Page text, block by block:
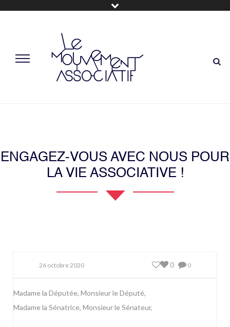
ENGAGEZ-VOUS AVEC NOUS POUR
LA VIE ASSOCIATIVE !
26 octobre 2020 0
0
Madame la Députée, Monsieur le Député,
Madame la Sénatrice, Monsieur le Sénateur,